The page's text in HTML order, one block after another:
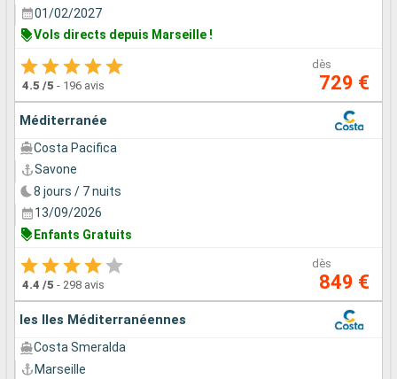
01/02/2027
Vols directs depuis Marseille !
4.5 /5 - 196 avis
dès
729 €
Méditerranée
Costa Pacifica
Savone
8 jours / 7 nuits
13/09/2026
Enfants Gratuits
4.4 /5 - 298 avis
dès
849 €
les Iles Méditerranéennes
Costa Smeralda
Marseille